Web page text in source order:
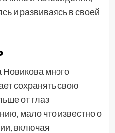
и развиваясь в своей
Новикова много
сохранять свою
от глаз
мало что известно о
включая